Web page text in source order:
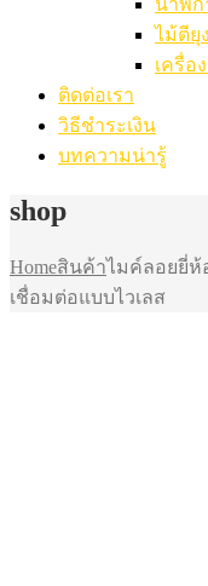
นาฬิก
ไม้ตียุ
เครื่อ
ติดต่อเรา
วิธีชำระเงิน
บทความน่ารู้
shop
Homeสินค้าไมค์ลอยยี่ห้
เชื่อมต่อแบบไวเลส